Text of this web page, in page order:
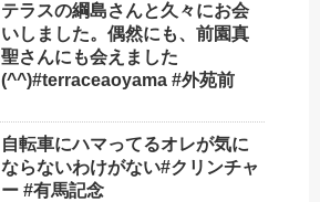
テラスの綱島さんと久々にお会
いしました。偶然にも、前園真
聖さんにも会えました
(^^)#terraceaoyama #外苑前
自転車にハマってるオレが気に
ならないわけがない️#クリンチャ
ー #有馬記念